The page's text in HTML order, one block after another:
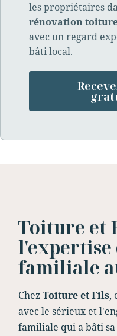
les propriétaires
rénovation
avec un regard
bâti local.
Toiture et
l'expertise
familiale
ChezToiture et Fils,
avec le sérieux et
familiale qui a bâti